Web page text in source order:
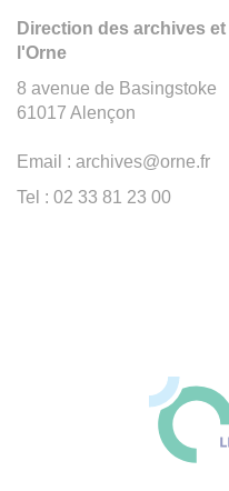
Direction des archives
l'Orne
8 avenue de Basingstoke
61017 Alençon
Email : archives@orne.fr
Tel : 02 33 81 23 00